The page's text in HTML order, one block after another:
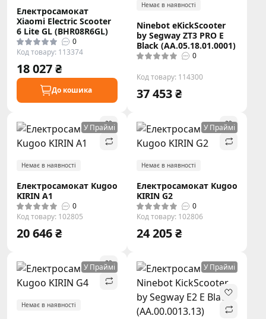
Електросамокат
Xiaomi Electric Scooter
6 Lite GL (BHR08R6GL)
0
Код товару: 113374
18 027 ₴
До кошика
Немає в наявності
Ninebot eKickScooter
by Segway ZT3 PRO E
Black (AA.05.18.01.0001)
0
Код товару: 114300
37 453 ₴
У Праймі
Немає в наявності
Електросамокат Kugoo
KIRIN A1
0
Код товару: 102805
20 646 ₴
У Праймі
Немає в наявності
Електросамокат Kugoo
KIRIN G2
0
Код товару: 102806
24 205 ₴
У Праймі
Немає в наявності
У Праймі